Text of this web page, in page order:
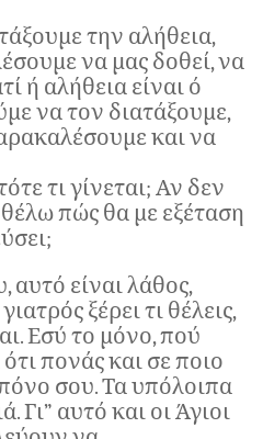
την αλήθεια,
να μας δοθεί, να
ή αλήθεια είναι ό
να τον διατάξουμε,
και να
τι γίνεται; Αν δεν
πώς θα με εξέταση
αυτό είναι λάθος,
ξέρει τι θέλεις,
Εσύ το μόνο, πού
πονάς και σε ποιο
σου. Τα υπόλοιπα
Γι” αυτό και οι Άγιοι